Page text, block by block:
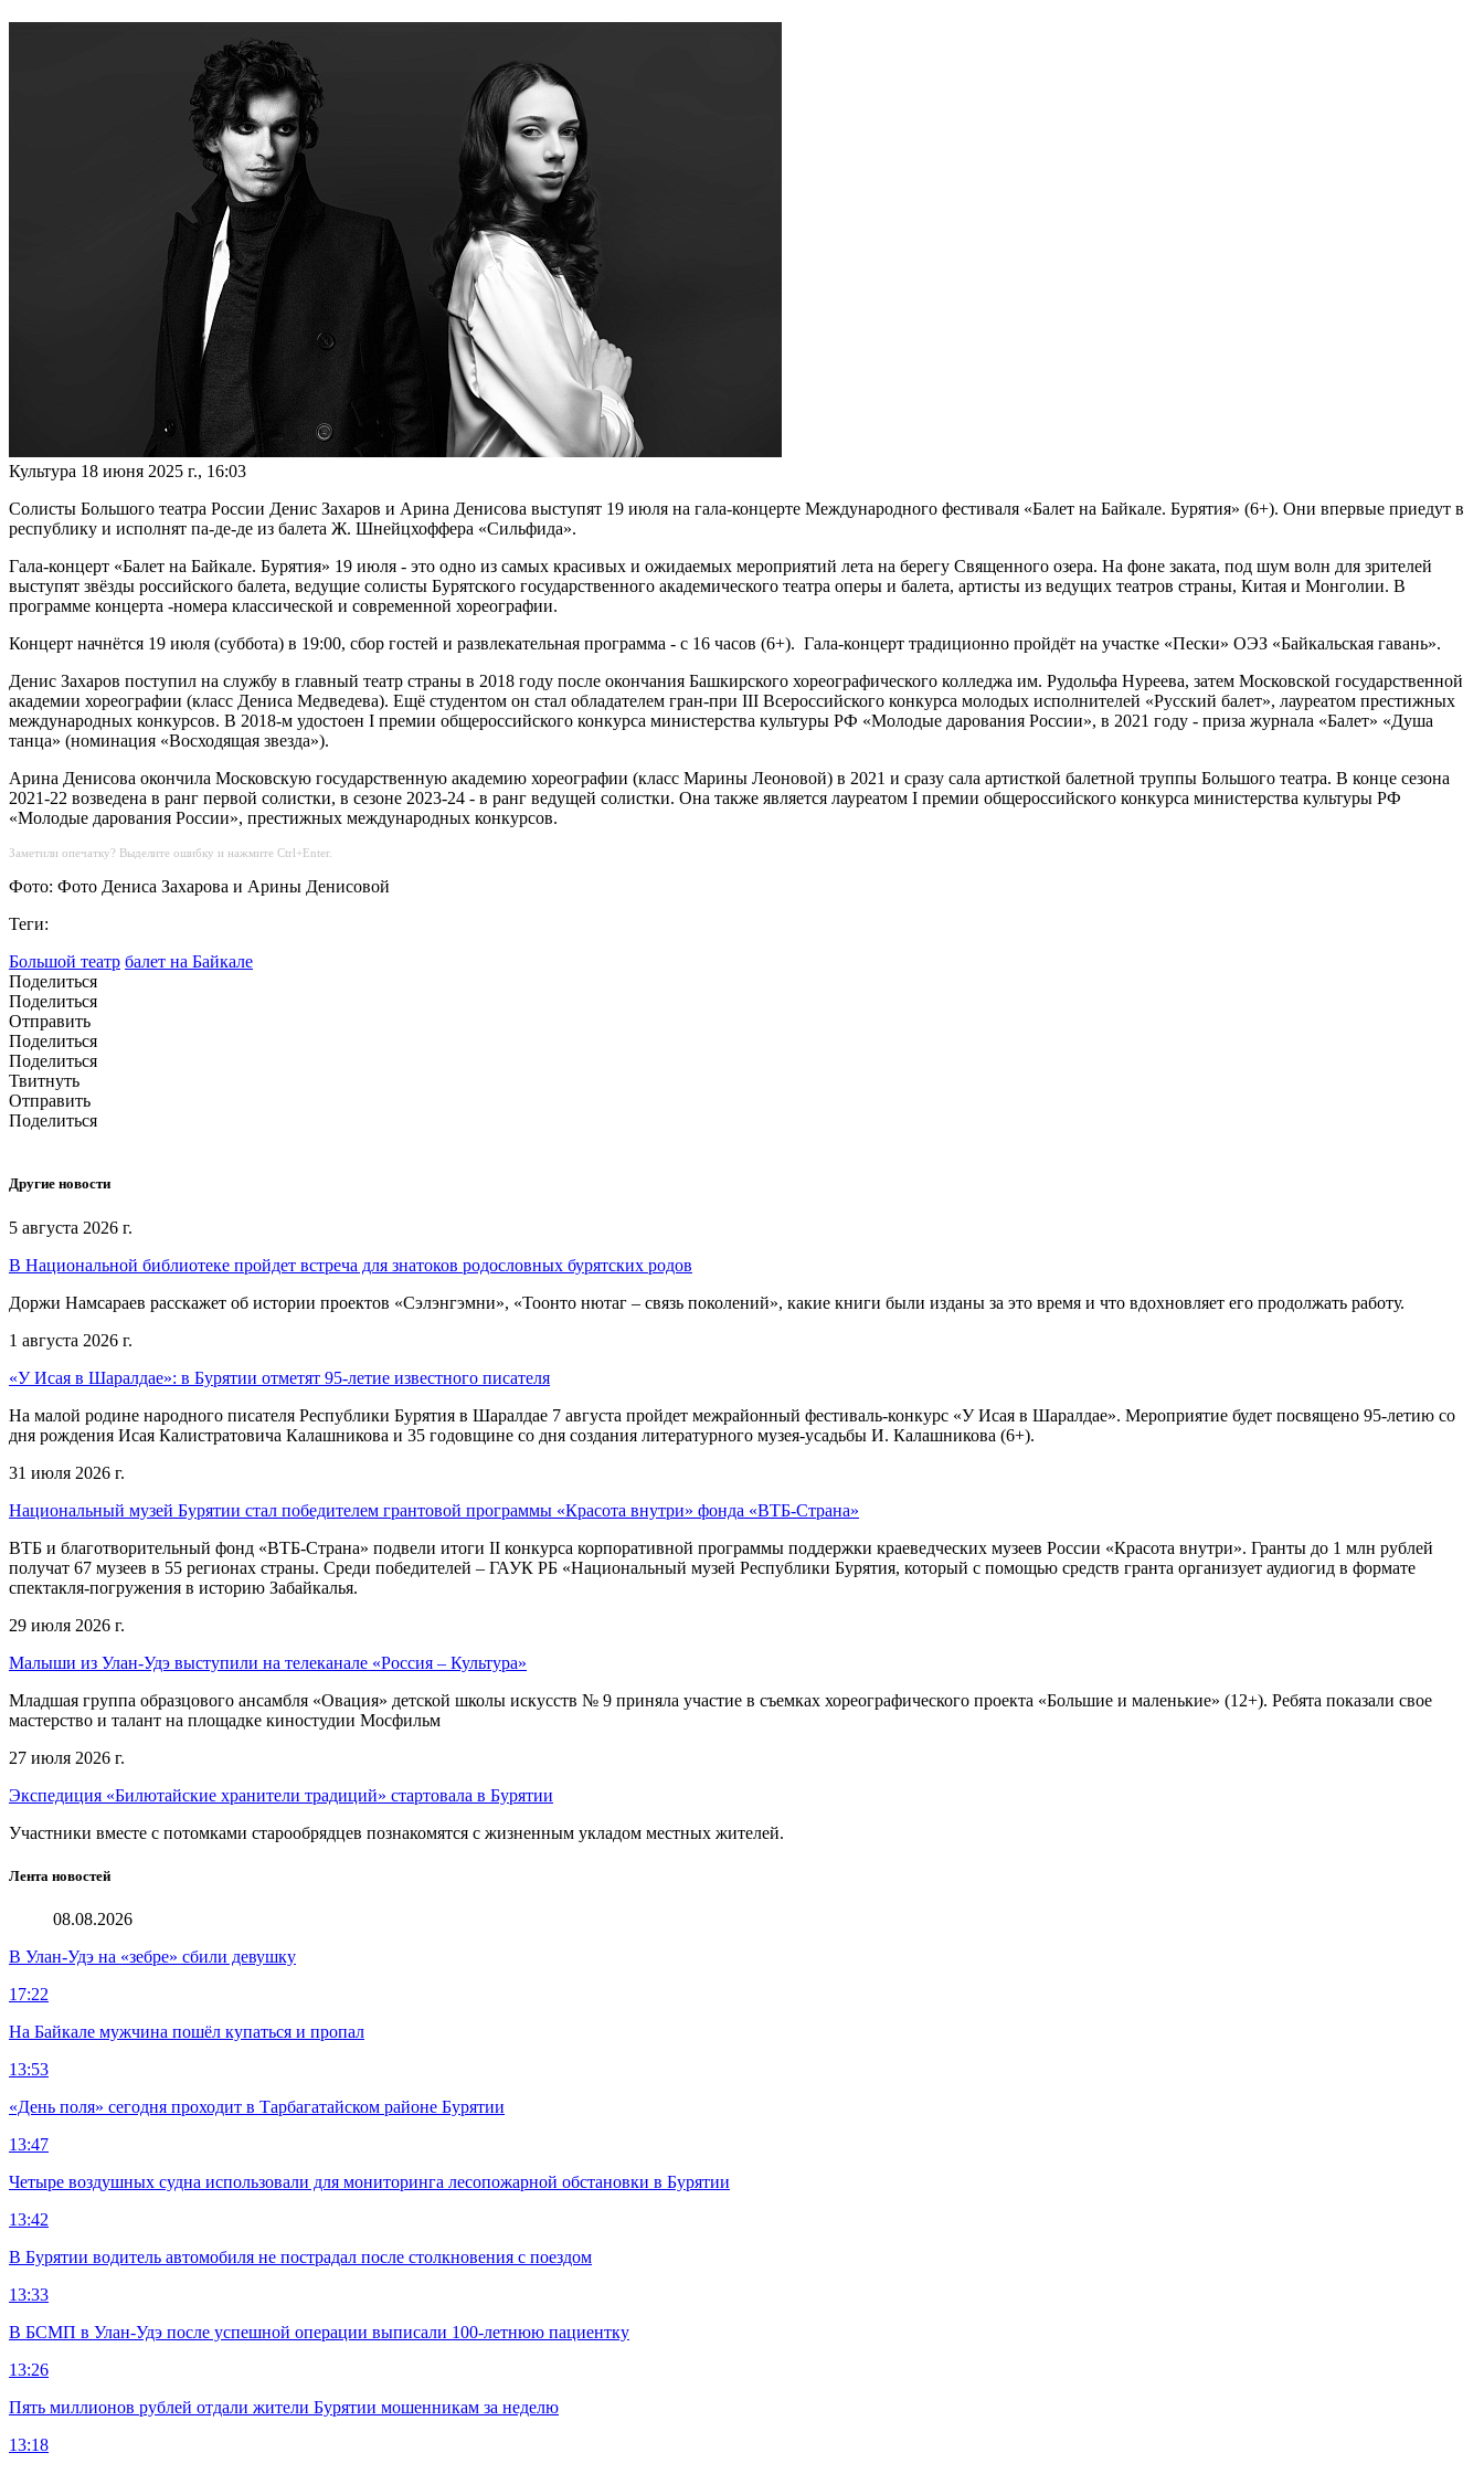
Культура 18 июня 2025 г., 16:03
Солисты Большого театра России Денис Захаров и Арина Денисова выступят 19 июля на гала-концерте Международного фестиваля «Балет на Байкале. Бурятия» (6+). Они впервые приедут в
республику и исполнят па-де-де из балета Ж. Шнейцхоффера «Сильфида».
Гала-концерт «Балет на Байкале. Бурятия» 19 июля - это одно из самых красивых и ожидаемых мероприятий лета на берегу Священного озера. На фоне заката, под шум волн для зрителей
выступят звёзды российского балета, ведущие солисты Бурятского государственного академического театра оперы и балета, артисты из ведущих театров страны, Китая и Монголии. В
программе концерта -номера классической и современной хореографии.
Концерт начнётся 19 июля (суббота) в 19:00, сбор гостей и развлекательная программа - с 16 часов (6+). Гала-концерт традиционно пройдёт на участке «Пески» ОЭЗ «Байкальская гавань».
Денис Захаров поступил на службу в главный театр страны в 2018 году после окончания Башкирского хореографического колледжа им. Рудольфа Нуреева, затем Московской государственной
академии хореографии (класс Дениса Медведева). Ещё студентом он стал обладателем гран-при III Всероссийского конкурса молодых исполнителей «Русский балет», лауреатом престижных
международных конкурсов. В 2018-м удостоен I премии общероссийского конкурса министерства культуры РФ «Молодые дарования России», в 2021 году - приза журнала «Балет» «Душа
танца» (номинация «Восходящая звезда»).
Арина Денисова окончила Московскую государственную академию хореографии (класс Марины Леоновой) в 2021 и сразу сала артисткой балетной труппы Большого театра. В конце сезона
2021-22 возведена в ранг первой солистки, в сезоне 2023-24 - в ранг ведущей солистки. Она также является лауреатом I премии общероссийского конкурса министерства культуры РФ
«Молодые дарования России», престижных международных конкурсов.
Заметили опечатку? Выделите ошибку и нажмите Ctrl+Enter.
Фото: Фото Дениса Захарова и Арины Денисовой
Теги:
Большой театр балет на Байкале
Поделиться
Поделиться
Отправить
Поделиться
Поделиться
Твитнуть
Отправить
Поделиться
Другие новости
5 августа 2026 г.
В Национальной библиотеке пройдет встреча для знатоков родословных бурятских родов
Доржи Намсараев расскажет об истории проектов «Сэлэнгэмни», «Тоонто нютаг – связь поколений», какие книги были изданы за это время и что вдохновляет его продолжать работу.
1 августа 2026 г.
«У Исая в Шаралдае»: в Бурятии отметят 95-летие известного писателя
На малой родине народного писателя Республики Бурятия в Шаралдае 7 августа пройдет межрайонный фестиваль-конкурс «У Исая в Шаралдае». Мероприятие будет посвящено 95-летию со
дня рождения Исая Калистратовича Калашникова и 35 годовщине со дня создания литературного музея-усадьбы И. Калашникова (6+).
31 июля 2026 г.
Национальный музей Бурятии стал победителем грантовой программы «Красота внутри» фонда «ВТБ-Страна»
ВТБ и благотворительный фонд «ВТБ-Страна» подвели итоги II конкурса корпоративной программы поддержки краеведческих музеев России «Красота внутри». Гранты до 1 млн рублей
получат 67 музеев в 55 регионах страны. Среди победителей – ГАУК РБ «Национальный музей Республики Бурятия, который с помощью средств гранта организует аудиогид в формате
спектакля-погружения в историю Забайкалья.
29 июля 2026 г.
Малыши из Улан-Удэ выступили на телеканале «Россия – Культура»
Младшая группа образцового ансамбля «Овация» детской школы искусств № 9 приняла участие в съемках хореографического проекта «Большие и маленькие» (12+). Ребята показали свое
мастерство и талант на площадке киностудии Мосфильм
27 июля 2026 г.
Экспедиция «Билютайские хранители традиций» стартовала в Бурятии
Участники вместе с потомками старообрядцев познакомятся с жизненным укладом местных жителей.
Лента новостей
08.08.2026
В Улан-Удэ на «зебре» сбили девушку
17:22
На Байкале мужчина пошёл купаться и пропал
13:53
«День поля» сегодня проходит в Тарбагатайском районе Бурятии
13:47
Четыре воздушных судна использовали для мониторинга лесопожарной обстановки в Бурятии
13:42
В Бурятии водитель автомобиля не пострадал после столкновения с поездом
13:33
В БСМП в Улан-Удэ после успешной операции выписали 100-летнюю пациентку
13:26
Пять миллионов рублей отдали жители Бурятии мошенникам за неделю
13:18